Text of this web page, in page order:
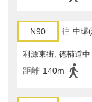
N90 往 中環
利源東街, 德輔道中
距離 140m